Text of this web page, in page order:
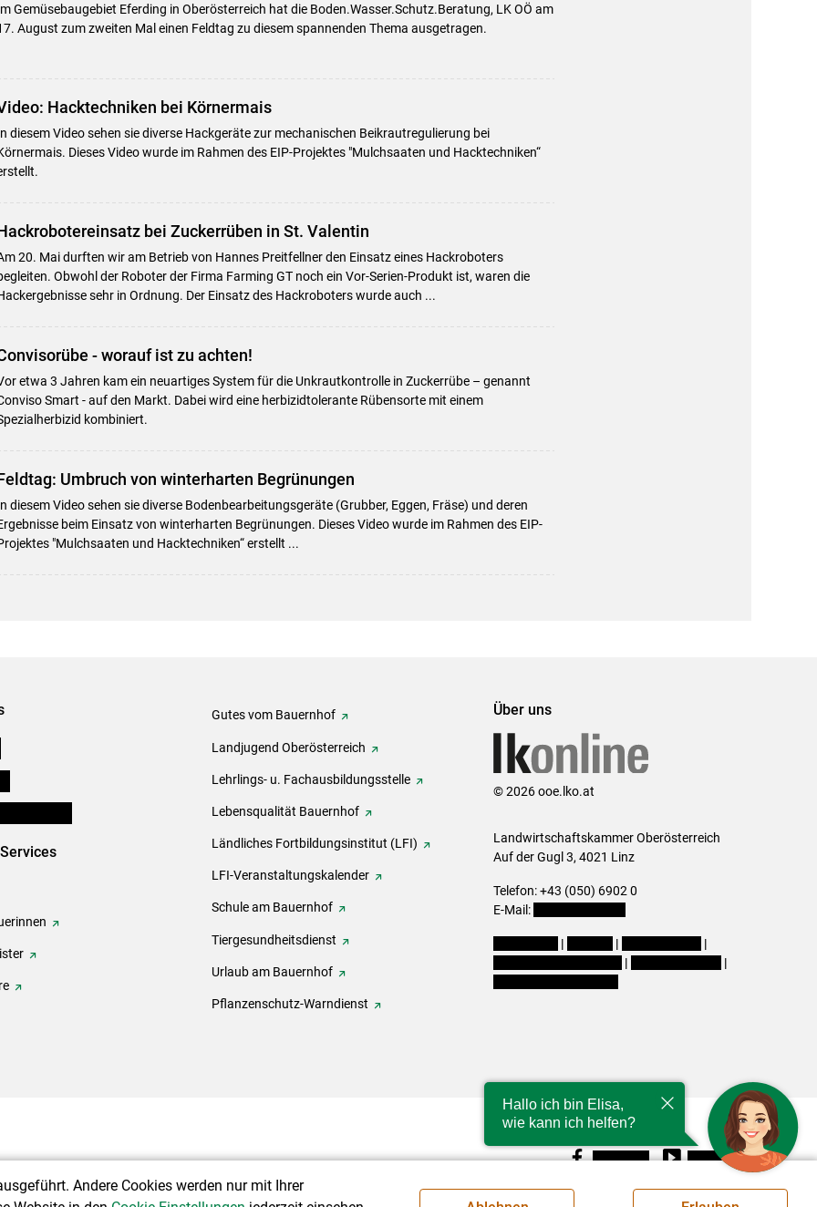
Gemüsebaugebiet Eferding in Oberösterreich hat die Boden.Wasser.Schutz.Beratung, LK OÖ am
August zum zweiten Mal einen Feldtag zu diesem spannenden Thema ausgetragen.
Hacktechniken bei Körnermais
diesem Video sehen sie diverse Hackgeräte zur mechanischen Beikrautregulierung bei
Dieses Video wurde im Rahmen des EIP-Projektes "Mulchsaaten und Hacktechniken“
bei Zuckerrüben in St. Valentin
20. Mai durften wir am Betrieb von Hannes Preitfellner den Einsatz eines Hackroboters
Obwohl der Roboter der Firma Farming GT noch ein Vor-Serien-Produkt ist, waren die
sehr in Ordnung. Der Einsatz des Hackroboters wurde auch ...
- worauf ist zu achten!
etwa 3 Jahren kam ein neuartiges System für die Unkrautkontrolle in Zuckerrübe – genannt
Smart - auf den Markt. Dabei wird eine herbizidtolerante Rübensorte mit einem
kombiniert.
Umbruch von winterharten Begrünungen
diesem Video sehen sie diverse Bodenbearbeitungsgeräte (Grubber, Eggen, Fräse) und deren
beim Einsatz von winterharten Begrünungen. Dieses Video wurde im Rahmen des EIP-
"Mulchsaaten und Hacktechniken“ erstellt ...
Gutes vom Bauernhof
Landjugend Oberösterreich
Lehrlings- u. Fachausbildungsstelle
Lebensqualität Bauernhof
Ländliches Fortbildungsinstitut (LFI)
LFI-Veranstaltungskalender
Schule am Bauernhof
Tiergesundheitsdienst
Urlaub am Bauernhof
Pflanzenschutz-Warndienst
Über uns
© 2026 ooe.lko.at
Landwirtschaftskammer Oberösterreich
Auf der Gugl 3, 4021 Linz
Telefon: +43 (050) 6902 0
E-Mail:
| |
|
|
|
Facebook Youtube
Andere Cookies werden nur mit Ihrer
Hallo ich bin Elisa,
wie kann ich helfen?